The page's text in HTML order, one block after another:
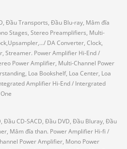
Đầu Transports, Đầu Blu-ray, Mâm đĩa
Stages, Stereo Preamplifiers, Multi-
/ DA Converter, Clock,
Streamer. Power Amplifier Hi-End/
Power Amplifier, Multi-Channel Power
Loa Bookshelf, Loa Center, Loa
Amplifier Hi-End/ Intergrated
Đầu CD-SACD, Đầu DVD, Đầu Bluray, Đầu
Mâm đĩa than. Power Amplifier Hi-fi /
Power Amplifier, Mono Power